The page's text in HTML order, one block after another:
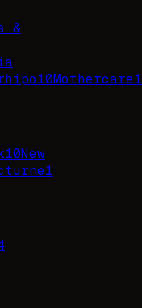
&
10Mothercare1
10New
1